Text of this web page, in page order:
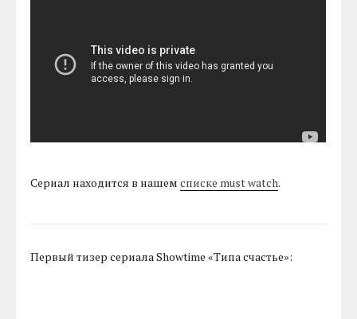
Сериал находится в нашемсписке must watch.
Первый тизер сериала Showtime «Типа счастье»: